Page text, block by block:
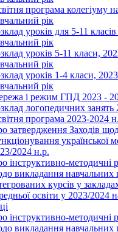
програма колегіуму
рік
уроків для 5-11
рік
уроків 5-11 класи,
рік
уроків 1-4 класи,
рік
і режим ГПД 2023 -
логопедичних занять
програма 2023-2024
затвердження Заходів
української
2024 н.р.
інструктивно-методичні
викладання навчальних
курсів у
освіти у 2023/2024
інструктивно-методичні
викладання навчальних